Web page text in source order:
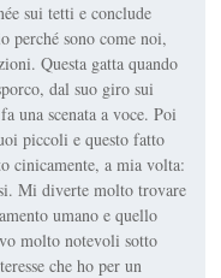
sui tetti e conclude
perché sono come noi,
Questa gatta quando
dal suo giro sui
una scenata a voce. Poi
piccoli e questo fatto
cinicamente, a mia volta:
Mi diverte molto trovare
umano e quello
molto notevoli sotto
che ho per un